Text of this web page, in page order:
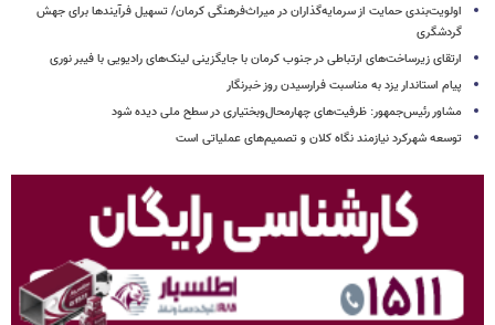
اولویت‌بندی حمایت از سرمایه‌گذاران در میراث‌فرهنگی کرمان/ تسهیل فرآیندها برای جهش
گردشگری
ارتقای زیرساخت‌های ارتباطی در جنوب کرمان با جایگزینی لینک‌های رادیویی با فیبر نوری
پیام استاندار یزد به مناسبت فرارسیدن روز خبرنگار
مشاور رئیس‌جمهور: ظرفیت‌های چهارمحال‌وبختیاری در سطح ملی دیده شود
توسعه شهرکرد نیازمند نگاه کلان و تصمیم‌های عملیاتی است